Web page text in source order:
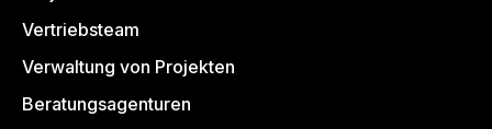
Vertriebsteam
Verwaltung von Projekten
Beratungsagenturen